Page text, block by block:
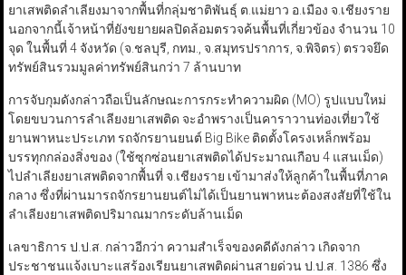
ยาเสพติดลำเลียงมาจากพื้นที่กลุ่มชาติพันธุ์ ต.แม่ยาว อ.เมือง จ.เชียงราย
นอกจากนี้เจ้าหน้าที่ยังขยายผลปิดล้อมตรวจค้นพื้นที่เกี่ยวข้อง จำนวน 10
จุด ในพื้นที่ 4 จังหวัด (จ.ชลบุรี, กทม., จ.สมุทรปราการ, จ.พิจิตร) ตรวจยึด
ทรัพย์สินรวมมูลค่าทรัพย์สินกว่า 7 ล้านบาท
การจับกุมดังกล่าวถือเป็นลักษณะการกระทำความผิด (MO) รูปแบบใหม่
โดยขบวนการลำเลียงยาเสพติด จะอำพรางเป็นคาราวานท่องเที่ยวใช้
ยานพาหนะประเภท รถจักรยานยนต์ Big Bike ติดตั้งโครงเหล็กพร้อม
บรรทุกกล่องสิ่งของ (ใช้ซุกซ่อนยาเสพติดได้ประมาณเกือบ 4 แสนเม็ด)
ไปลำเลียงยาเสพติดจากพื้นที่ จ.เชียงราย เข้ามาส่งให้ลูกค้าในพื้นที่ภาค
กลาง ซึ่งที่ผ่านมารถจักรยานยนต์ไม่ได้เป็นยานพาหนะต้องสงสัยที่ใช้ใน
ลำเลียงยาเสพติดปริมาณมากระดับล้านเม็ด
เลขาธิการ ป.ป.ส. กล่าวอีกว่า ความสำเร็จของคดีดังกล่าว เกิดจาก
ประชาชนแจ้งเบาะแสร้องเรียนยาเสพติดผ่านสายด่วน ป.ป.ส. 1386 ซึ่ง